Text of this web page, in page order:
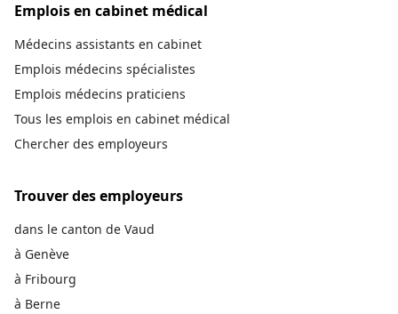
Emplois en cabinet médical
Médecins assistants en cabinet
Emplois médecins spécialistes
Emplois médecins praticiens
Tous les emplois en cabinet médical
Chercher des employeurs
Trouver des employeurs
dans le canton de Vaud
à Genève
à Fribourg
à Berne